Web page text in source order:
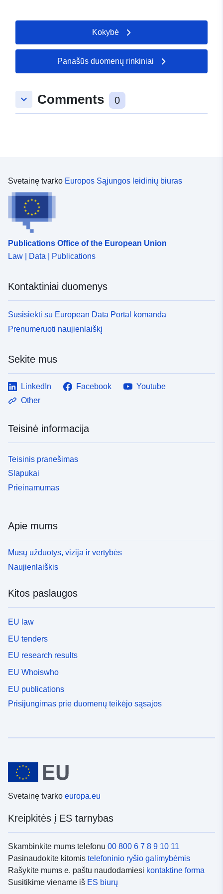
Kokybė
Panašūs duomenų rinkiniai
keyboard_arrow_down Comments 0
Svetainę tvarko Europos Sąjungos leidinių biuras
Publications Office of the European Union
Law | Data | Publications
Kontaktiniai duomenys
Susisiekti su European Data Portal komanda
Prenumeruoti naujienlaiškį
Sekite mus
LinkedIn Facebook
Youtube
Other
Teisinė informacija
Teisinis pranešimas
Slapukai
Prieinamumas
Apie mums
Mūsų užduotys, vizija ir vertybės
Naujienlaiškis
Kitos paslaugos
EU law
EU tenders
EU research results
EU Whoiswho
EU publications
Prisijungimas prie duomenų teikėjo sąsajos
Svetainę tvarko europa.eu
Kreipkitės į ES tarnybas
Skambinkite mums telefonu 00 800 6 7 8 9 10 11
Pasinaudokite kitomis telefoninio ryšio galimybėmis
Rašykite mums e. paštu naudodamiesi kontaktine forma
Susitikime viename iš ES biurų